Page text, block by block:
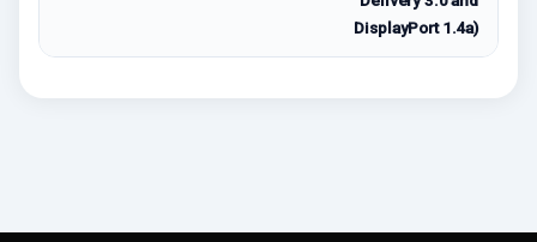
DisplayPort 1.4a)